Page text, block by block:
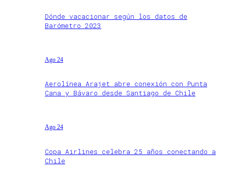
Dónde vacacionar según los datos de
Barómetro 2023
Ago 24
Aerolínea Arajet abre conexión con Punta
Cana y Bávaro desde Santiago de Chile
Ago 24
Copa Airlines celebra 25 años conectando a
Chile